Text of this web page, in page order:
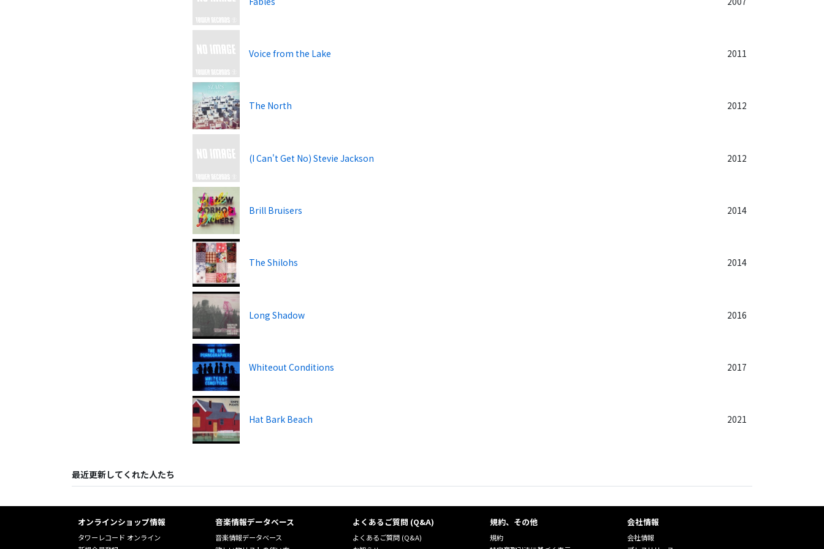
Voice from the Lake 2011
The North 2012
(I Can't Get No) Stevie Jackson 2012
Brill Bruisers 2014
The Shilohs 2014
Long Shadow 2016
Whiteout Conditions 2017
Hat Bark Beach 2021
最近更新してくれた人たち
オンラインショップ情報
タワーレコード オンライン
音楽情報データベース
音楽情報データベース
よくあるご質問 (Q&A)
よくあるご質問 (Q&A)
規約、その他
規約
会社情報
会社情報